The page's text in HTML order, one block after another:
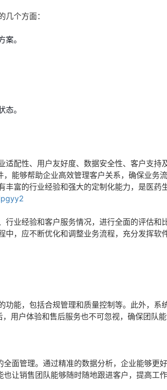
个方面：
。
。
适配性、用户友好度、数据安全性、客户支持
能够帮助企业高效管理客户关系，确保业务流
丰富的行业经验和强大的定制化能力，是医药
行业经验和客户服务情况，进行全面的评估和
中，应不断优化和调整业务流程，充分发挥软
功能，包括合规管理和质量控制等。此外，系
用户体验和售后服务也不可忽视，确保团队
面管理。通过精准的数据分析，企业能够更好
让销售团队能够随时随地跟进客户，提高工作